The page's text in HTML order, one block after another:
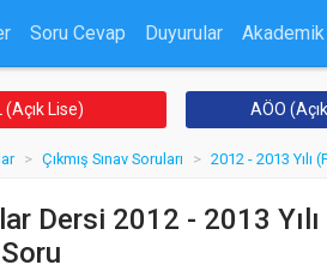
Soru Cevap Duyurular
(Açık Lise) AÖO
Çıkmış Sınav Soruları 2012 - 2013 Yılı
Dersi 2012 - 2013 Yılı